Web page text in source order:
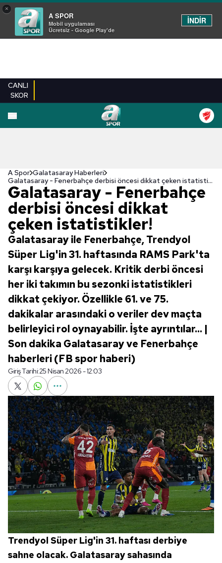
×
A SPOR
Mobil uygulaması
Ücretsiz - Google Play'de
İNDİR
CANLI
SKOR
A Spor Galatasaray Haberleri
Galatasaray - Fenerbahçe derbisi öncesi dikkat çeken istatistikler!
Galatasaray - Fenerbahçe
derbisi öncesi dikkat
çeken istatistikler!
Galatasaray ile Fenerbahçe, Trendyol
Süper Lig'in 31. haftasında RAMS Park'ta
karşı karşıya gelecek. Kritik derbi öncesi
her iki takımın bu sezonki istatistikleri
dikkat çekiyor. Özellikle 61. ve 75.
dakikalar arasındaki o veriler dev maçta
belirleyici rol oynayabilir. İşte ayrıntılar... |
Son dakika Galatasaray ve Fenerbahçe
haberleri (FB spor haberi)
Giriş Tarihi:25 Nisan 2026 - 12:03
Trendyol Süper Lig'in 31. haftası derbiye
sahne olacak. Galatasaray sahasında